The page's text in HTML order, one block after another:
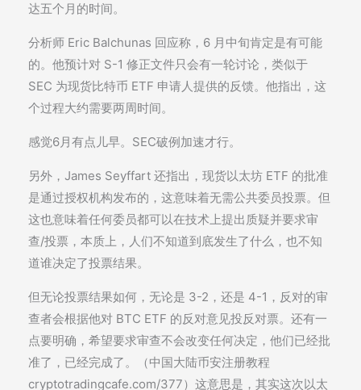
达五个月的时间。
分析师 Eric Balchunas 回应称，6 月中旬肯定是有可能
的。他预计对 S-1 修正文件只会有一轮讨论，类似于
SEC 为现货比特币 ETF 申请人提供的反馈。他指出，这
个过程大约需要两周时间。
感觉6月有点儿早。SEC破例加速才行。
另外，James Seyffart 还指出，现货以太坊 ETF 的批准
是通过授权机构发布的，这意味着无需公共委员投票。但
这也意味着任何委员都可以在技术上提出质疑并要求审
查/投票，本质上，人们不知道到底发生了什么，也不知
道谁决定了投票结果。
但无论投票结果如何，无论是 3-2，还是 4-1，反对的审
查者会根据他对 BTC ETF 的反对意见投反对票。还有一
点要明确，希望要求审查不会改变任何决定，他们已经批
准了，已经完成了。（中国大陆币安注册教程
cryptotradingcafe.com/377）这意思是，其实这次以太